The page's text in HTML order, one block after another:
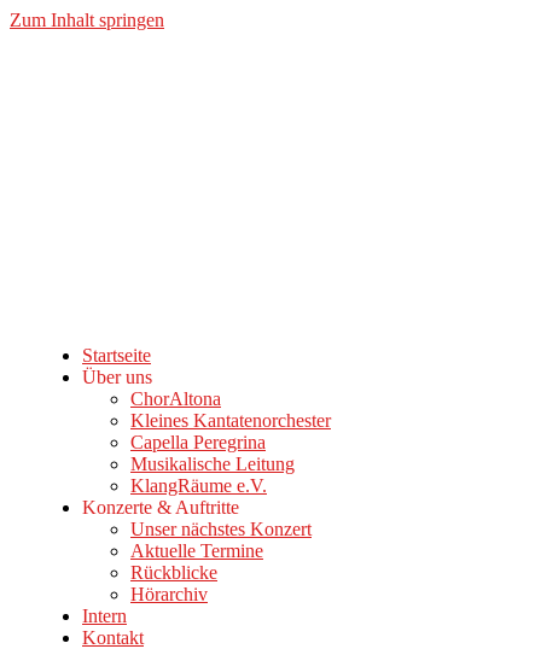
Zum Inhalt springen
Startseite
Über uns
ChorAltona
Kleines Kantatenorchester
Capella Peregrina
Musikalische Leitung
KlangRäume e.V.
Konzerte & Auftritte
Unser nächstes Konzert
Aktuelle Termine
Rückblicke
Hörarchiv
Intern
Kontakt